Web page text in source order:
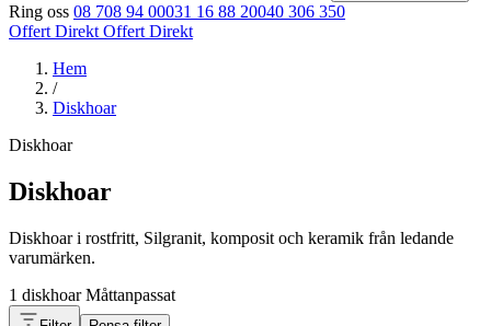
Ring oss 08 708 94 00031 16 88 20040 306 350
Offert Direkt Offert Direkt
Hem
/
Diskhoar
Diskhoar
Diskhoar
Diskhoar i rostfritt, Silgranit, komposit och keramik från ledande
varumärken.
1 diskhoar Måttanpassat